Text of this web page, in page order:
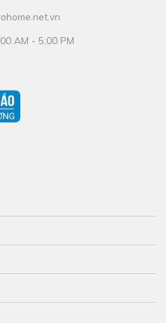
AM - 5:00 PM